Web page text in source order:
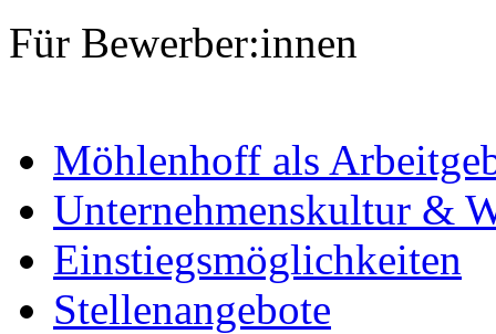
Für Bewerber:innen
Möhlenhoff als
Unternehmenskultur &
Einstiegsmöglichkeiten
Stellenangebote